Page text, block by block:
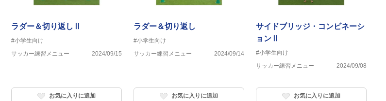
ラダー＆切り返しⅡ
#小学生向け
サッカー練習メニュー
2024/09/15
お気に入りに追加
ラダー＆切り返し
#小学生向け
サッカー練習メニュー
2024/09/14
お気に入りに追加
サイドブリッジ・コンビネーシ
ョンⅡ
#小学生向け
サッカー練習メニュー
2024/09/08
お気に入りに追加